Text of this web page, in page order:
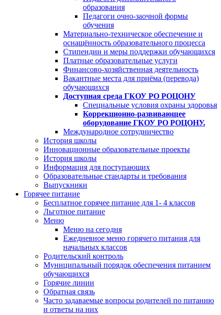
образования
Педагоги очно-заочной формы
обучения
Материально-техническое обеспечение и
оснащённость образовательного процесса
Стипендии и меры поддержки обучающихся
Платные образовательные услуги
Финансово-хозяйственная деятельность
Вакантные места для приёма (перевода)
обучающихся
Доступная среда ГКОУ РО РОЦОНУ
Специальные условия охраны здоровья
Коррекционно-развивающее
оборудование ГКОУ РО РОЦОНУ.
Международное сотрудничество
История школы
Инновационные образовательные проекты
История школы
Информация для поступающих
Образовательные стандарты и требования
Выпускники
Горячее питание
Бесплатное горячее питание для 1- 4 классов
Льготное питание
Меню
Меню на сегодня
Ежедневное меню горячего питания для
начальных классов
Родительский контроль
Муниципальный порядок обеспечения питанием
обучающихся
Горячие линии
Обратная связь
Часто задаваемые вопросы родителей по питанию
и ответы на них